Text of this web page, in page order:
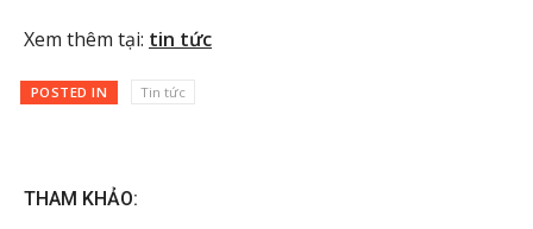
Xem thêm tại: tin tức
POSTED IN Tin tức
THAM KHẢO: